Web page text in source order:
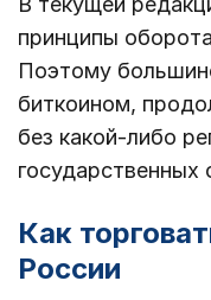
принципы
Поэтому
биткоином,
без какой-либо
государственных
Как
России